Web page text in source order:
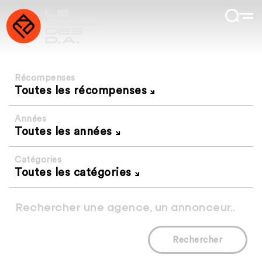
Récompenses
Toutes les récompenses
Années
Toutes les années
Catégories
Toutes les catégories
Rechercher